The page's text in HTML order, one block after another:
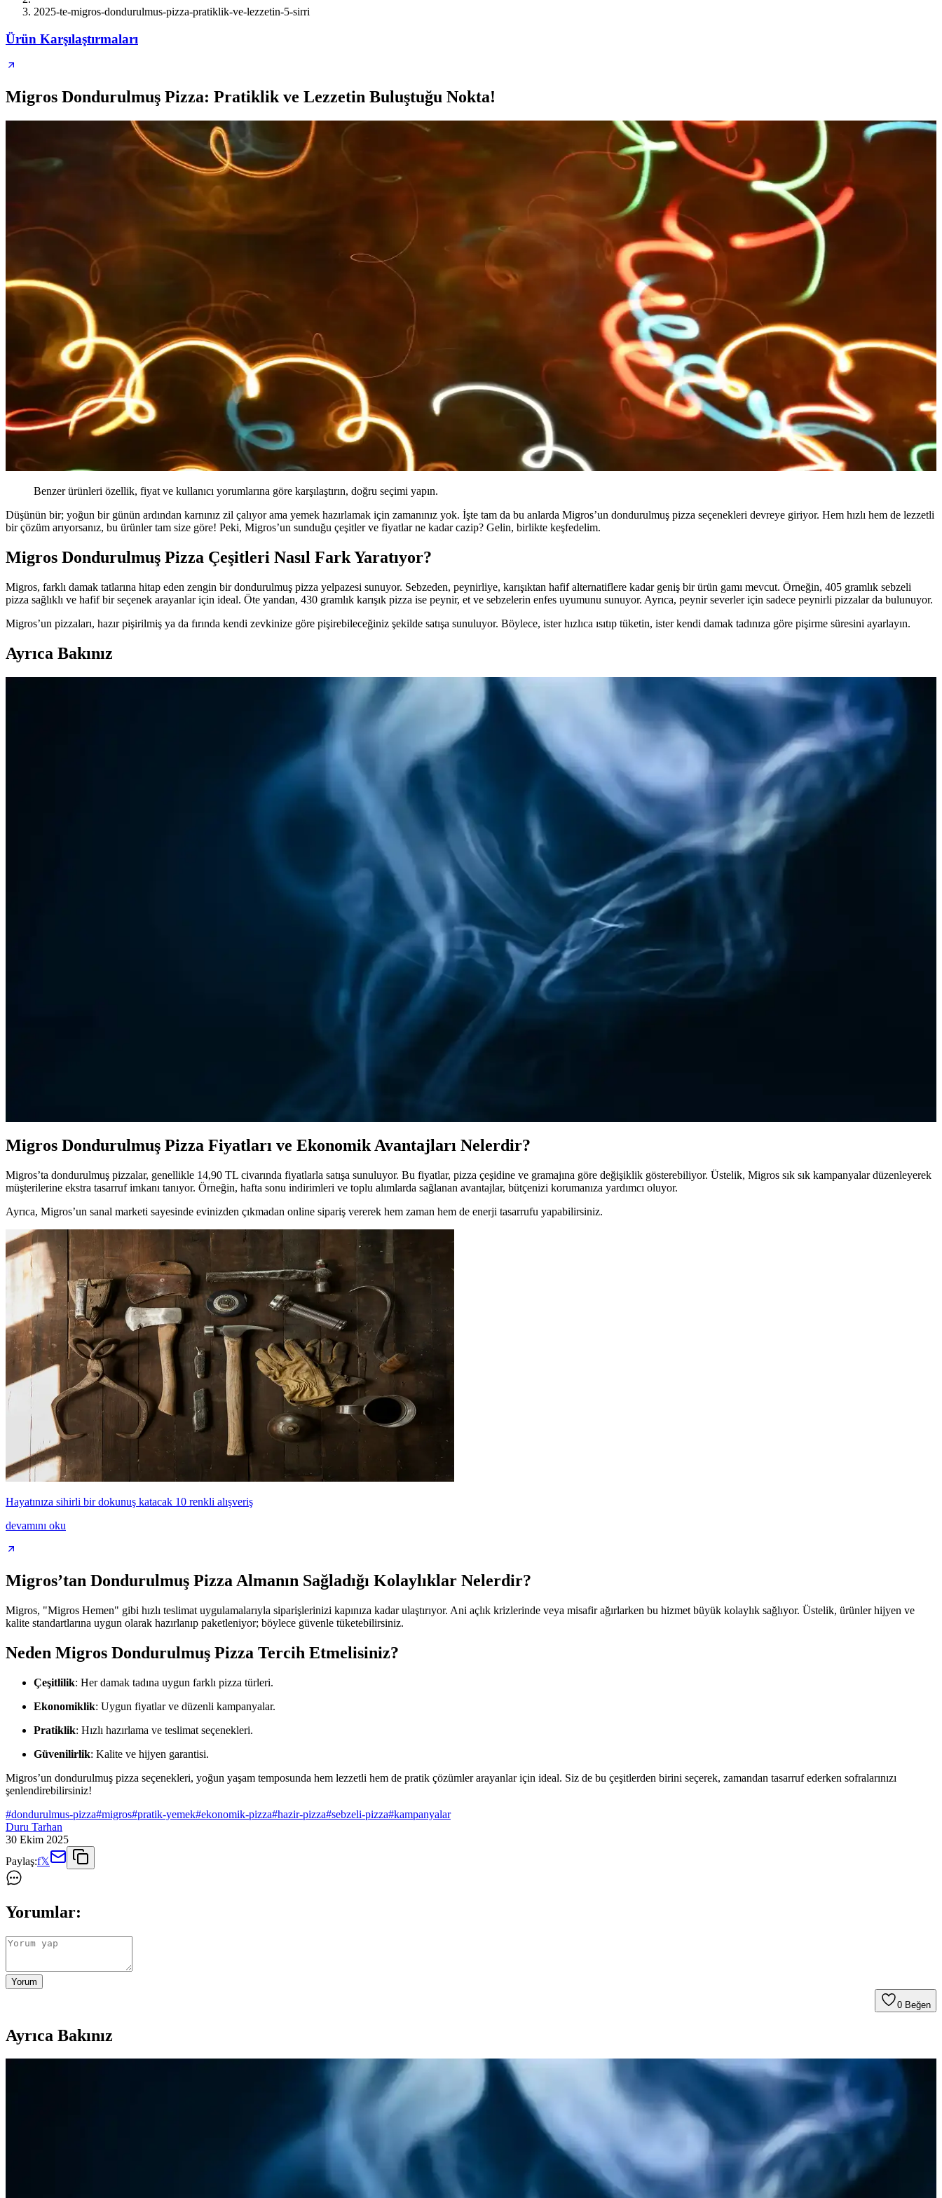
2025-te-migros-dondurulmus-pizza-pratiklik-ve-lezzetin-5-sirri
Ürün Karşılaştırmaları
Migros Dondurulmuş Pizza: Pratiklik ve Lezzetin Buluştuğu Nokta!
Benzer ürünleri özellik, fiyat ve kullanıcı yorumlarına göre karşılaştırın, doğru seçimi yapın.
Düşünün bir; yoğun bir günün ardından karnınız zil çalıyor ama yemek hazırlamak için zamanınız yok. İşte tam da bu anlarda Migros’un dondurulmuş pizza seçenekleri devreye giriyor. Hem hızlı hem de lezzetli
bir çözüm arıyorsanız, bu ürünler tam size göre! Peki, Migros’un sunduğu çeşitler ve fiyatlar ne kadar cazip? Gelin, birlikte keşfedelim.
Migros Dondurulmuş Pizza Çeşitleri Nasıl Fark Yaratıyor?
Migros, farklı damak tatlarına hitap eden zengin bir dondurulmuş pizza yelpazesi sunuyor. Sebzeden, peynirliye, karışıktan hafif alternatiflere kadar geniş bir ürün gamı mevcut. Örneğin, 405 gramlık sebzeli
pizza sağlıklı ve hafif bir seçenek arayanlar için ideal. Öte yandan, 430 gramlık karışık pizza ise peynir, et ve sebzelerin enfes uyumunu sunuyor. Ayrıca, peynir severler için sadece peynirli pizzalar da bulunuyor.
Migros’un pizzaları, hazır pişirilmiş ya da fırında kendi zevkinize göre pişirebileceğiniz şekilde satışa sunuluyor. Böylece, ister hızlıca ısıtıp tüketin, ister kendi damak tadınıza göre pişirme süresini ayarlayın.
Ayrıca Bakınız
2025'te Migros Dondurulmuş Pizza ile Hızlı ve Sağlıklı Lezzetin 5 Sırrı
Migros dondurulmuş pizzalarının çeşitleri, pişirme teknikleri ve sağlık önerileri burada. Hemen keşfedin! synopsis":"Migros'un dondurulmuş pizza seçenekleri, yoğun temp
2025'te Migros'ta Pizza Keyfi: Uygun Fiyat ve Lezzetin Sırları
2025'te Migros Dondurulmuş Pizza: Pratiklik ve Lezzetin 5 Sırrı
Migros’un 2025 dondurulmuş pizzalarıyla zamandan ve bütçenizden tasarruf edin. Çeşitleri inceleyin, hemen sipariş verin! İnceleyin.
Marketlerde Satılan Pek Pizza: Pratik ve Lezzetli Hazır Pizza Seçenekleri
Marketlerde satılan pek pizza, pratikliği ve çeşitli lezzetleriyle yoğun yaşam tarzına uygun ekonomik bir hazır yemektir. Kaliteli malzemeler ve kolay pişirme seçenekleriyle tercih edilir.
Migros Dondurulmuş Pizza Çeşitleri ve Fiyatları Hakkında Detaylı Bilgi
Migros, farklı damak zevklerine uygun uygun fiyatlı dondurulmuş pizzalar sunuyor. Kolay pişirme ve kampanyalarla ekonomik ve pratik yemek alternatifleri sağlıyor.
Migros Pizzası: Evde Kolayca Yapabileceğiniz Lezzetli ve Güvenilir Pizza Seçenekleri
Migros, çeşitli pizza ürünleri ve malzemeleriyle evde kolayca ve sağlıklı şekilde pizza yapmanızı sağlar. Pratik tarifler ve kaliteli ürünlerle sofralarınıza lezzet katın.
Süpermarketlerde Satılan Paket Pizza Çeşitleri ve Alışveriş Rehberi
Migros Dondurulmuş Pizza Fiyatları ve Ekonomik Avantajları Nelerdir?
Migros’ta dondurulmuş pizzalar, genellikle 14,90 TL civarında fiyatlarla satışa sunuluyor. Bu fiyatlar, pizza çeşidine ve gramajına göre değişiklik gösterebiliyor. Üstelik, Migros sık sık kampanyalar düzenleyerek
müşterilerine ekstra tasarruf imkanı tanıyor. Örneğin, hafta sonu indirimleri ve toplu alımlarda sağlanan avantajlar, bütçenizi korumanıza yardımcı oluyor.
Ayrıca, Migros’un sanal marketi sayesinde evinizden çıkmadan online sipariş vererek hem zaman hem de enerji tasarrufu yapabilirsiniz.
Hayatınıza sihirli bir dokunuş katacak 10 renkli alışveriş
devamını oku
Migros’tan Dondurulmuş Pizza Almanın Sağladığı Kolaylıklar Nelerdir?
Migros, "Migros Hemen" gibi hızlı teslimat uygulamalarıyla siparişlerinizi kapınıza kadar ulaştırıyor. Ani açlık krizlerinde veya misafir ağırlarken bu hizmet büyük kolaylık sağlıyor. Üstelik, ürünler hijyen ve
kalite standartlarına uygun olarak hazırlanıp paketleniyor; böylece güvenle tüketebilirsiniz.
Neden Migros Dondurulmuş Pizza Tercih Etmelisiniz?
Çeşitlilik: Her damak tadına uygun farklı pizza türleri.
Ekonomiklik: Uygun fiyatlar ve düzenli kampanyalar.
Pratiklik: Hızlı hazırlama ve teslimat seçenekleri.
Güvenilirlik: Kalite ve hijyen garantisi.
Migros’un dondurulmuş pizza seçenekleri, yoğun yaşam temposunda hem lezzetli hem de pratik çözümler arayanlar için ideal. Siz de bu çeşitlerden birini seçerek, zamandan tasarruf ederken sofralarınızı
şenlendirebilirsiniz!
#dondurulmus-pizza#migros#pratik-yemek#ekonomik-pizza#hazir-pizza#sebzeli-pizza#kampanyalar
Duru Tarhan
30 Ekim 2025
Paylaş:f𝕏
Yorumlar:
Yorum
0 Beğen
Ayrıca Bakınız
2025'te Migros Dondurulmuş Pizza ile Hızlı ve Sağlıklı Lezzetin 5 Sırrı
Migros dondurulmuş pizzalarının çeşitleri, pişirme teknikleri ve sağlık önerileri burada. Hemen keşfedin! synopsis":"Migros'un dondurulmuş pizza seçenekleri, yoğun temp
2025'te Migros'ta Pizza Keyfi: Uygun Fiyat ve Lezzetin Sırları
2025'te Migros Dondurulmuş Pizza: Pratiklik ve Lezzetin 5 Sırrı